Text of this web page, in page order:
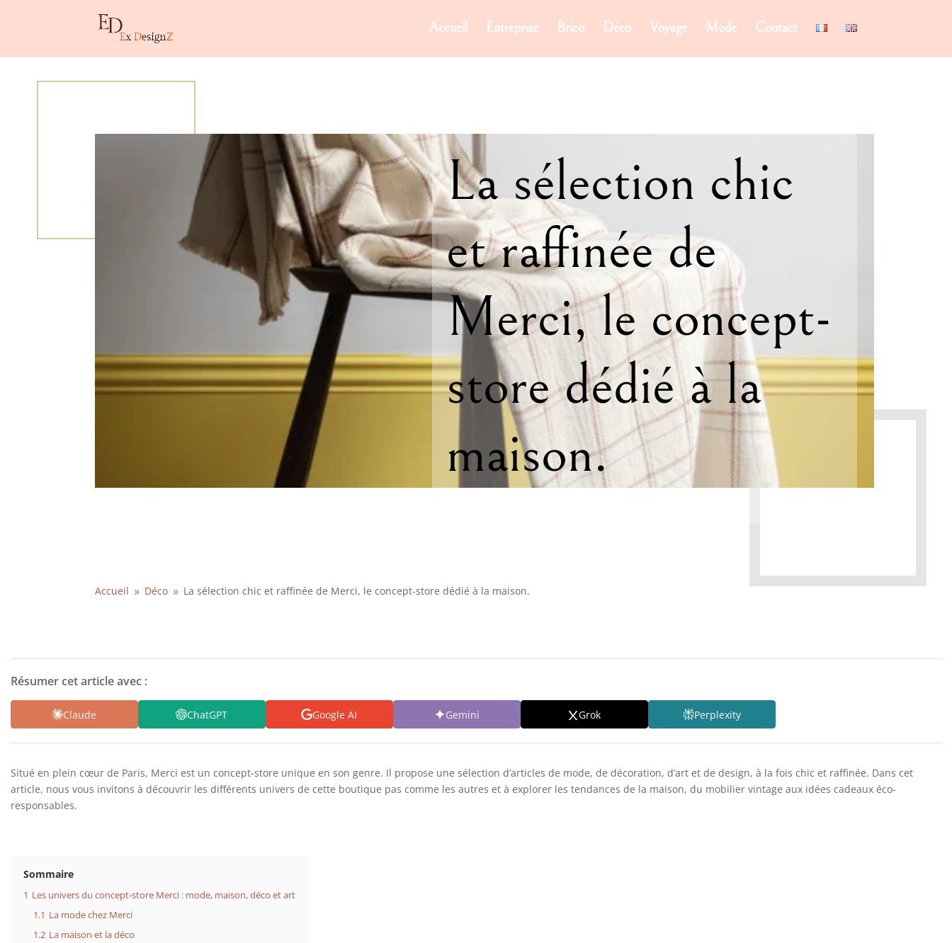
Accueil Entreprise Brico Déco Voyage Mode Contact
La sélection chic
et raffinée de
Merci, le concept-
store dédié à la
maison.
Accueil 9 Déco 9 La sélection chic et raffinée de Merci, le concept-store dédié à la maison.
Résumer cet article avec :
Claude ChatGPT Google AI Gemini Grok Perplexity
Situé en plein cœur de Paris, Merci est un concept-store unique en son genre. Il propose une sélection d’articles de mode, de décoration, d’art et de design, à la fois chic et raffinée. Dans cet
article, nous vous invitons à découvrir les différents univers de cette boutique pas comme les autres et à explorer les tendances de la maison, du mobilier vintage aux idées cadeaux éco-
responsables.
Sommaire
1 Les univers du concept-store Merci : mode, maison, déco et art
1.1 La mode chez Merci
1.2 La maison et la déco